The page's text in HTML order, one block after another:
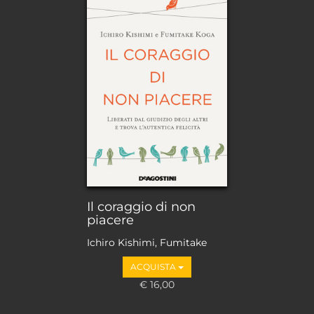
Il coraggio di non
piacere
Ichiro Kishimi, Fumitake
ACQUISTA
€ 16,00